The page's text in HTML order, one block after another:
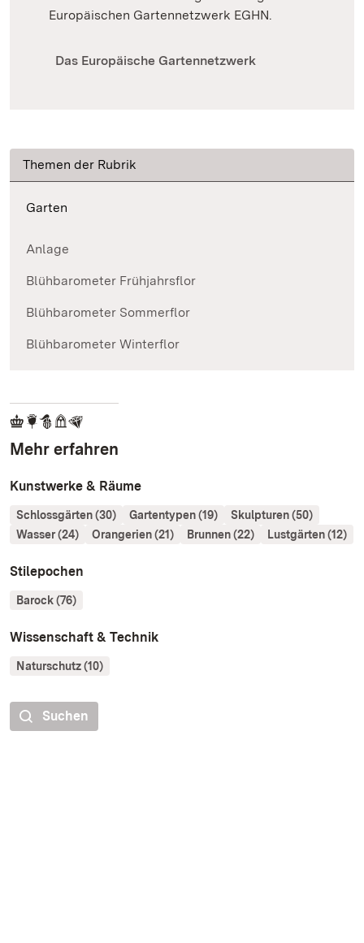
Europäischen Gartennetzwerk EGHN.
Das Europäische Gartennetzwerk
Themen der Rubrik
Garten
Anlage
Blühbarometer Frühjahrsflor
Blühbarometer Sommerflor
Blühbarometer Winterflor
Mehr erfahren
Kunstwerke & Räume
Schlossgärten (30) Gartentypen (19)
Skulpturen (50)
Wasser (24)
Orangerien (21) Brunnen (22) Lustgärten (12)
Stilepochen
Barock (76)
Wissenschaft & Technik
Naturschutz (10)
Suchen